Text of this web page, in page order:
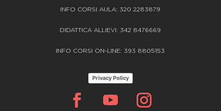
INFO CORSI AULA: 320 2283879
DIDATTICA ALLIEVI: 342 8476669
INFO CORSI ON-LINE: 393 8805153
Privacy Policy